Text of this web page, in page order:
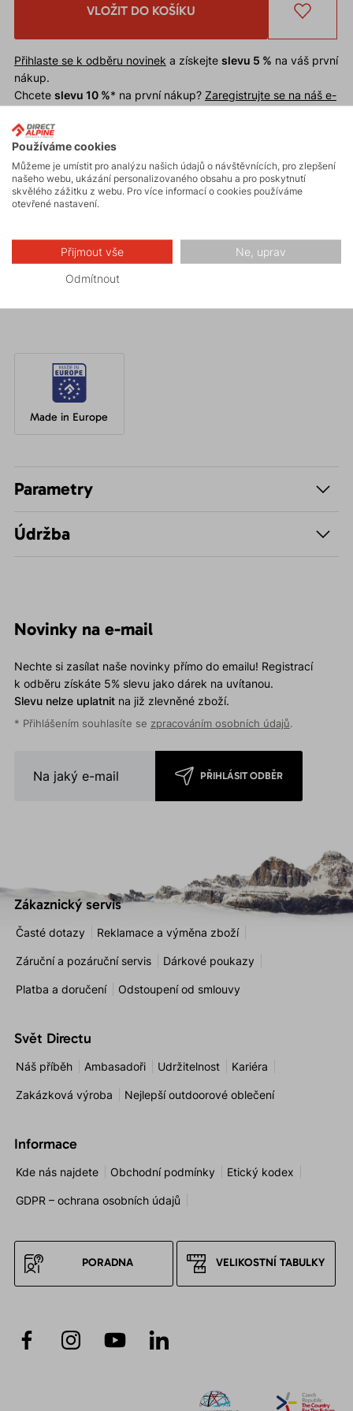
VLOŽIT DO KOŠÍKU
Přihlaste se k odběru novinek a získejte slevu 5 % na váš první
nákup.
Chcete slevu 10 %* na první nákup? Zaregistrujte se na náš e-
Slevu nelze uplatnit
* Sleva je podmíněna schválením odběru novinek při registraci.
Funkční čepiceSWIFT . Materiál zajišťuje velmi dobré
pod helmu pro široké spektrum zimních nebo
horských aktivit jako skialpinismus, běžecké lyžování,
horolezectví, trekking, běh.
Made in Europe
Parametry
Údržba
Novinky na e-mail
Nechte si zasílat naše novinky přímo do emailu! Registrací
k odběru získáte 5% slevu jako dárek na uvítanou.
Slevu nelze uplatnitna již zlevněné zboží.
* Přihlášením souhlasíte se zpracováním osobních údajů.
PŘIHLÁSIT ODBĚR
Zákaznický servis
Časté dotazy Reklamace a výměna zboží
Záruční a pozáruční servis Dárkové poukazy
Platba a doručení Odstoupení od smlouvy
Svět Directu
Náš příběh Ambasadoři Udržitelnost Kariéra
Zakázková výroba Nejlepší outdoorové oblečení
Informace
Kde nás najdete Obchodní podmínky Etický kodex
GDPR – ochrana osobních údajů
PORADNA VELIKOSTNÍ TABULKY
Používáme cookies
Můžeme je umístit pro analýzu našich údajů o návštěvnících, pro zlepšení
našeho webu, ukázání personalizovaného obsahu a pro poskytnutí
skvělého zážitku z webu. Pro více informací o cookies používáme
otevřené nastavení.
Přijmout vše Ne, uprav
Odmítnout